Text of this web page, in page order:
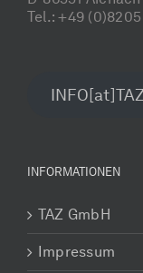
Tel.: +49 (0)8205
INFORMATIONEN
TAZ GmbH
Impressum